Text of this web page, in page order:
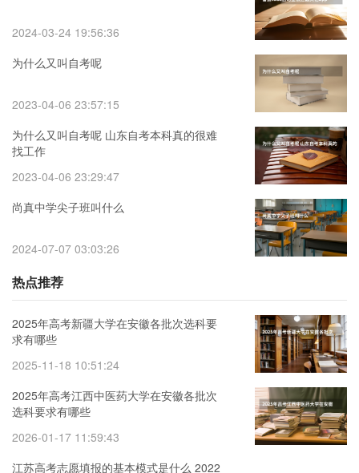
2024-03-24 19:56:36
为什么又叫自考呢
2023-04-06 23:57:15
为什么又叫自考呢 山东自考本科真的很难
找工作
2023-04-06 23:29:47
尚真中学尖子班叫什么
2024-07-07 03:03:26
热点推荐
2025年高考新疆大学在安徽各批次选科要
求有哪些
2025-11-18 10:51:24
2025年高考江西中医药大学在安徽各批次
选科要求有哪些
2026-01-17 11:59:43
江苏高考志愿填报的基本模式是什么 2022